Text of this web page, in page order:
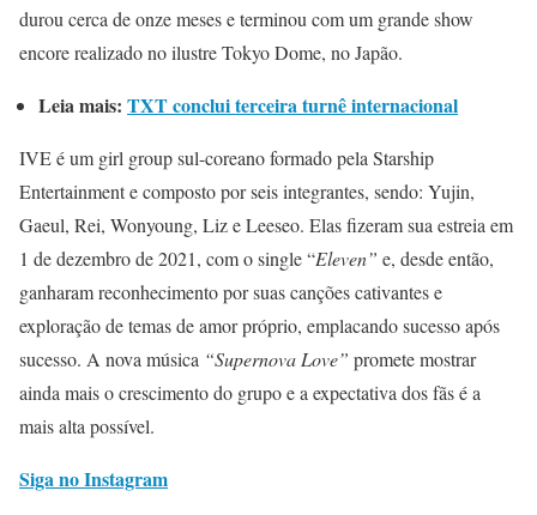
durou cerca de onze meses e terminou com um grande show
encore realizado no ilustre Tokyo Dome, no Japão.
Leia mais: TXT conclui terceira turnê internacional
IVE é um girl group sul-coreano formado pela Starship
Entertainment e composto por seis integrantes, sendo: Yujin,
Gaeul, Rei, Wonyoung, Liz e Leeseo. Elas fizeram sua estreia em
1 de dezembro de 2021, com o single “Eleven” e, desde então,
ganharam reconhecimento por suas canções cativantes e
exploração de temas de amor próprio, emplacando sucesso após
sucesso. A nova música “Supernova Love” promete mostrar
ainda mais o crescimento do grupo e a expectativa dos fãs é a
mais alta possível.
Siga no Instagram